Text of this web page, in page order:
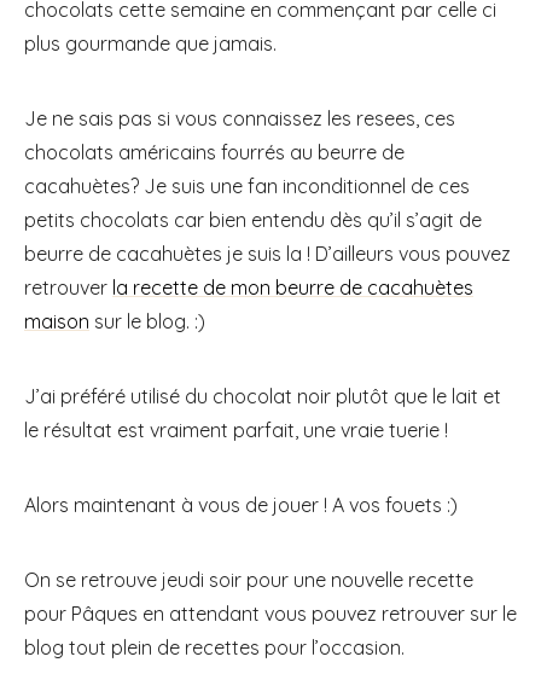
chocolats cette semaine en commençant par celle ci
plus gourmande que jamais.
Je ne sais pas si vous connaissez les resees, ces
chocolats américains fourrés au beurre de
cacahuètes? Je suis une fan inconditionnel de ces
petits chocolats car bien entendu dès qu’il s’agit de
beurre de cacahuètes je suis la ! D’ailleurs vous pouvez
retrouver la recette de mon beurre de cacahuètes
maison sur le blog. :)
J’ai préféré utilisé du chocolat noir plutôt que le lait et
le résultat est vraiment parfait, une vraie tuerie !
Alors maintenant à vous de jouer ! A vos fouets :)
On se retrouve jeudi soir pour une nouvelle recette
pour Pâques en attendant vous pouvez retrouver sur le
blog tout plein de recettes pour l’occasion.